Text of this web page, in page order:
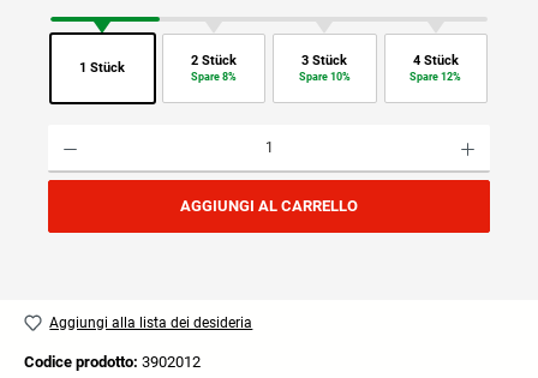
1 Stück 2 Stück
Spare 8%
3 Stück
Spare 10%
4 Stück
Spare 12%
AGGIUNGI AL CARRELLO
Aggiungi alla lista dei desideria
Codice prodotto: 3902012